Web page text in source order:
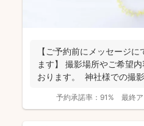
【ご予約前にメッセージ
ます】 撮影場所やご希望
おります。 神社様での撮
予約承諾率： 91% 最終ア